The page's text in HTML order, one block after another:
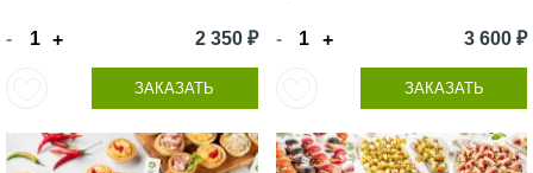
- + 2 350 ₽
ЗАКАЗАТЬ
- + 3 600 ₽
ЗАКАЗАТЬ